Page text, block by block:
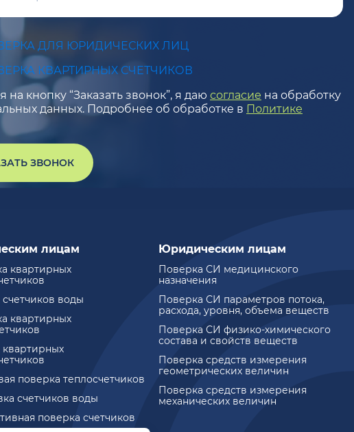
ДЛЯ ЮРИДИЧЕСКИХ ЛИЦ
КВАРТИРНЫХ СЧЕТЧИКОВ
на кнопку “Заказать звонок”, я даю согласие на обработку
данных. Подробнее об обработке в Политике
ЗВОНОК
лицам
квартирных
воды
квартирных
поверка теплосчетчиков
счетчиков воды
поверка счетчиков
Юридическим лицам
Поверка СИ медицинского
назначения
Поверка СИ параметров потока,
расхода, уровня, объема веществ
Поверка СИ физико-химического
состава и свойств веществ
Поверка средств измерения
геометрических величин
Поверка средств измерения
механических величин